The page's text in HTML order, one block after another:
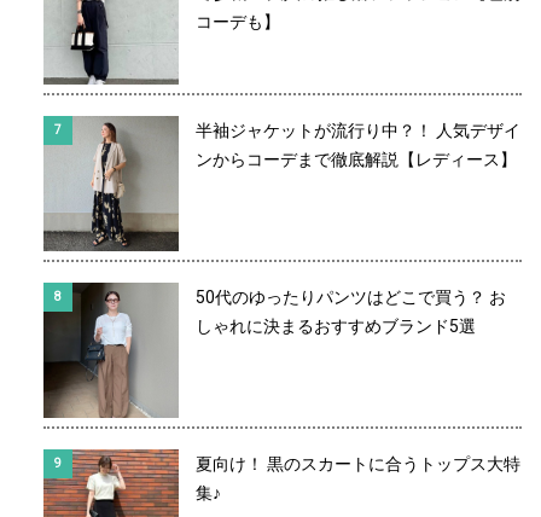
コーデも】
半袖ジャケットが流行り中？！ 人気デザイ
ンからコーデまで徹底解説【レディース】
50代のゆったりパンツはどこで買う？ お
しゃれに決まるおすすめブランド5選
夏向け！ 黒のスカートに合うトップス大特
集♪